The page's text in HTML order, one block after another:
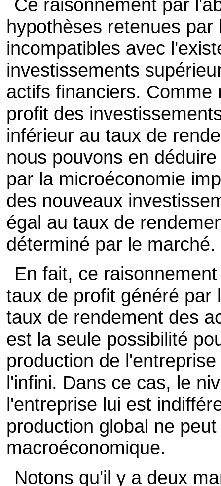
Ce raisonnement par
hypothèses retenues
incompatibles avec
investissements
actifs financiers.
profit des
inférieur au taux de
nous pouvons en
par la microéconomie
des nouveaux
égal au taux de
déterminé par le marché.
En fait, ce
taux de profit généré par
taux de rendement des
est la seule possibilité
production de
l'infini. Dans ce cas, le
l'entreprise lui est
production global ne
macroéconomique.
Notons qu'il y a deux